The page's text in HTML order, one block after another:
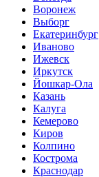
Воронеж
Выборг
Екатеринбург
Иваново
Ижевск
Иркутск
Йошкар-Ола
Казань
Калуга
Кемерово
Киров
Колпино
Кострома
Краснодар